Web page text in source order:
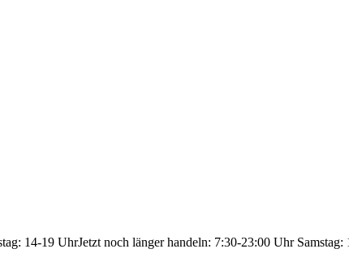
14-19 UhrJetzt noch länger handeln: 7:30-23:00 Uhr